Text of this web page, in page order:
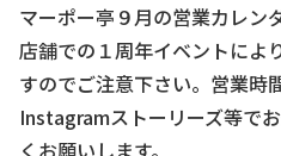
マーポー亭９月の営業カレン
店舗での１周年イベントにより
すのでご注意下さい。営業時
Instagramストーリーズ等で
くお願いします。